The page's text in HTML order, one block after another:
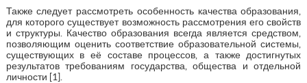
Также следует рассмотреть особенность качества образования,
для которого существует возможность рассмотрения его свойств
и структуры. Качество образования всегда является средством,
позволяющим оценить соответствие образовательной системы,
существующих в её составе процессов, а также достигнутых
результатов требованиям государства, общества и отдельной
личности [1].